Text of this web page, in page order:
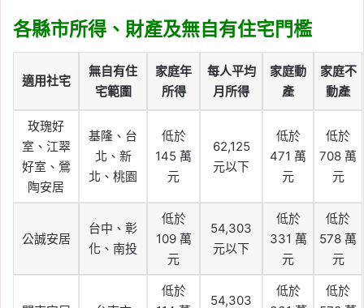
各縣市所得、財產及無自有住宅門檻
適用社宅
無自有住
宅範圍
家庭年
所得
每人平均
月所得
家庭動
產
家庭不
動產
玫瑰好
室、江翠
好室、鶯
陶安居
基隆、台
北、新
北、桃園
低於
145 萬
元
62,125
元以下
低於
471 萬
元
低於
708 萬
元
公誠安居
台中、彰
化、南投
低於
109 萬
元
54,303
元以下
低於
331 萬
元
低於
578 萬
元
低於
54,303
低於
低於